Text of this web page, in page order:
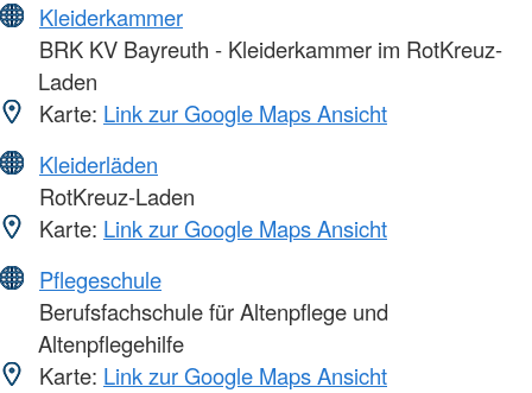
Kleiderkammer
BRK KV Bayreuth - Kleiderkammer im RotKreuz-
Laden
Karte: Link zur Google Maps Ansicht
Kleiderläden
RotKreuz-Laden
Karte: Link zur Google Maps Ansicht
Pflegeschule
Berufsfachschule für Altenpflege und
Altenpflegehilfe
Karte: Link zur Google Maps Ansicht